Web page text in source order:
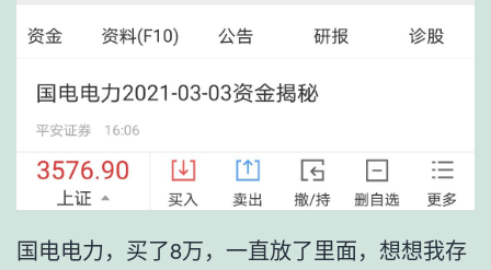
国电电力，买了8万，一直放了里面，想想我存